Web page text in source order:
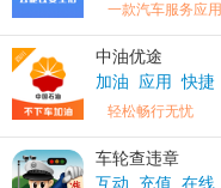
一款汽车服务应用
中油优途
加油
应用 快捷
轻松畅行无忧
车轮查违章
互动
充值 在线